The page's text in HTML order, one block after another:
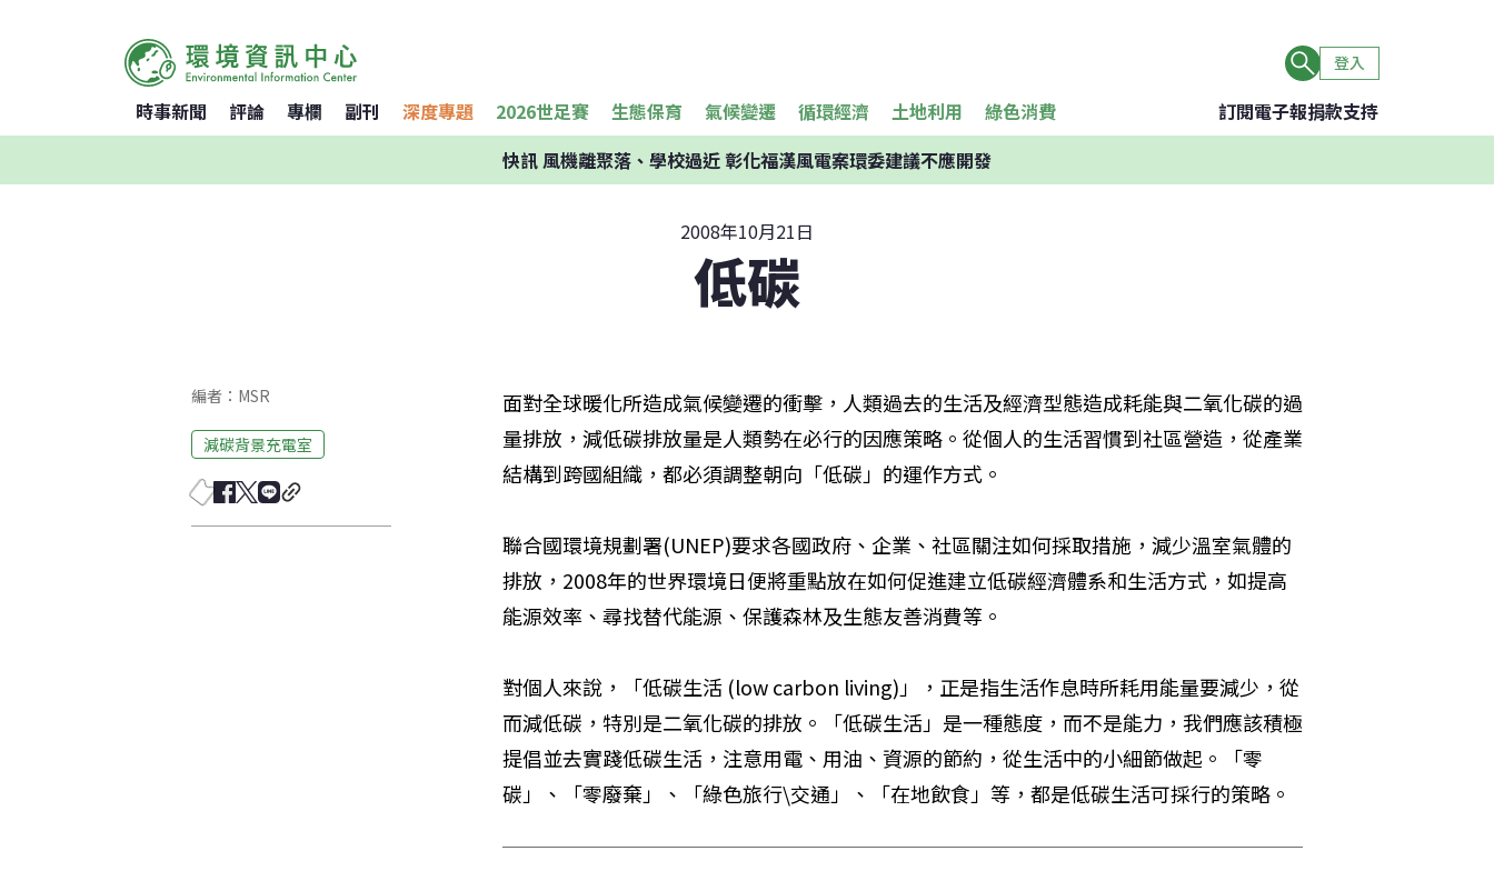
登入
時事新聞 評論 專欄 副刊 深度專題 2026世足賽 生態保育 氣候變遷 循環經濟 土地利用 綠色消費 訂閱電子報捐款支持
快訊風機離聚落、學校過近 彰化福漢風電案環委建議不應開發
2008年10月21日
低碳
編者：MSR
減碳背景充電室
面對全球暖化所造成氣候變遷的衝擊，人類過去的生活及經濟型態造成耗能與二氧化碳的過
量排放，減低碳排放量是人類勢在必行的因應策略。從個人的生活習慣到社區營造，從產業
結構到跨國組織，都必須調整朝向「低碳」的運作方式。
聯合國環境規劃署(UNEP)要求各國政府、企業、社區關注如何採取措施，減少溫室氣體的
排放，2008年的世界環境日便將重點放在如何促進建立低碳經濟體系和生活方式，如提高
能源效率、尋找替代能源、保護森林及生態友善消費等。
對個人來說，「低碳生活 (low carbon living)」，正是指生活作息時所耗用能量要減少，從
而減低碳，特別是二氧化碳的排放。「低碳生活」是一種態度，而不是能力，我們應該積極
提倡並去實踐低碳生活，注意用電、用油、資源的節約，從生活中的小細節做起。「零
碳」、「零廢棄」、「綠色旅行\交通」、「在地飲食」等，都是低碳生活可採行的策略。